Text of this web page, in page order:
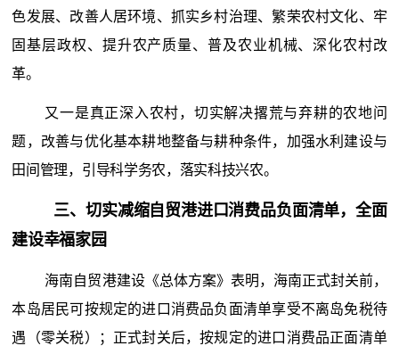
色发展、改善人居环境、抓实乡村治理、繁荣农村文化、牢
固基层政权、提升农产质量、普及农业机械、深化农村改
革。
又一是真正深入农村，切实解决撂荒与弃耕的农地问
题，改善与优化基本耕地整备与耕种条件，加强水利建设与
田间管理，引导科学务农，落实科技兴农。
三、切实减缩自贸港进口消费品负面清单，全面
建设幸福家园
海南自贸港建设《总体方案》表明，海南正式封关前，
本岛居民可按规定的进口消费品负面清单享受不离岛免税待
遇（零关税）；正式封关后，按规定的进口消费品正面清单